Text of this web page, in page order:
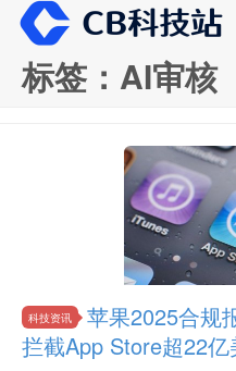
标签：AI审核
科技资讯
苹果2025合规
拦截App Store超22